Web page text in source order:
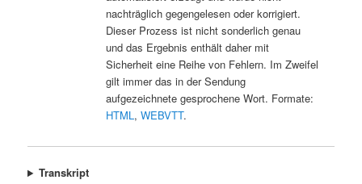
nachträglich gegengelesen oder korrigiert.
Dieser Prozess ist nicht sonderlich genau
und das Ergebnis enthält daher mit
Sicherheit eine Reihe von Fehlern. Im Zweifel
gilt immer das in der Sendung
aufgezeichnete gesprochene Wort. Formate:
HTML, WEBVTT.
Transkript